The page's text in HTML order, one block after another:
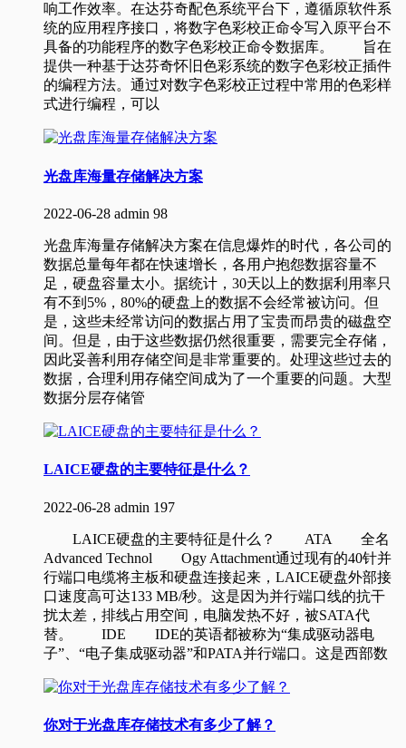
响工作效率。在达芬奇配色系统平台下，遵循原软件系
统的应用程序接口，将数字色彩校正命令写入原平台不
具备的功能程序的数字色彩校正命令数据库。 旨在
提供一种基于达芬奇怀旧色彩系统的数字色彩校正插件
的编程方法。通过对数字色彩校正过程中常用的色彩样
式进行编程，可以
光盘库海量存储解决方案
2022-06-28 admin 98
光盘库海量存储解决方案在信息爆炸的时代，各公司的
数据总量每年都在快速增长，各用户抱怨数据容量不
足，硬盘容量太小。据统计，30天以上的数据利用率只
有不到5%，80%的硬盘上的数据不会经常被访问。但
是，这些未经常访问的数据占用了宝贵而昂贵的磁盘空
间。但是，由于这些数据仍然很重要，需要完全存储，
因此妥善利用存储空间是非常重要的。处理这些过去的
数据，合理利用存储空间成为了一个重要的问题。大型
数据分层存储管
LAICE硬盘的主要特征是什么？
2022-06-28 admin 197
LAICE硬盘的主要特征是什么？ ATA 全名
Advanced Technol Ogy Attachment通过现有的40针并
行端口电缆将主板和硬盘连接起来，LAICE硬盘外部接
口速度高可达133 MB/秒。这是因为并行端口线的抗干
扰太差，排线占用空间，电脑发热不好，被SATA代
替。 IDE IDE的英语都被称为“集成驱动器电
子”、“电子集成驱动器”和PATA并行端口。这是西部数
你对于光盘库存储技术有多少了解？